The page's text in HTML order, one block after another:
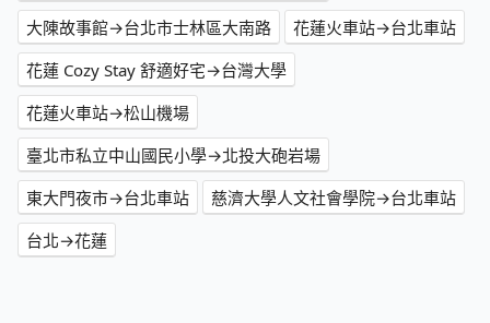
大陳故事館→台北市士林區大南路
花蓮火車站→台北車站
花蓮 Cozy Stay 舒適好宅→台灣大學
花蓮火車站→松山機場
臺北市私立中山國民小學→北投大砲岩場
東大門夜市→台北車站
慈濟大學人文社會學院→台北車站
台北→花蓮